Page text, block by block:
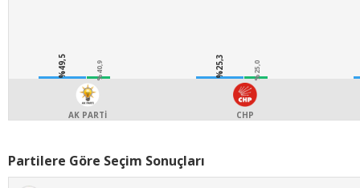
%49,5 %40,9
AK PARTİ
%25,3 %25,0
CHP
Partilere Göre Seçim Sonuçları